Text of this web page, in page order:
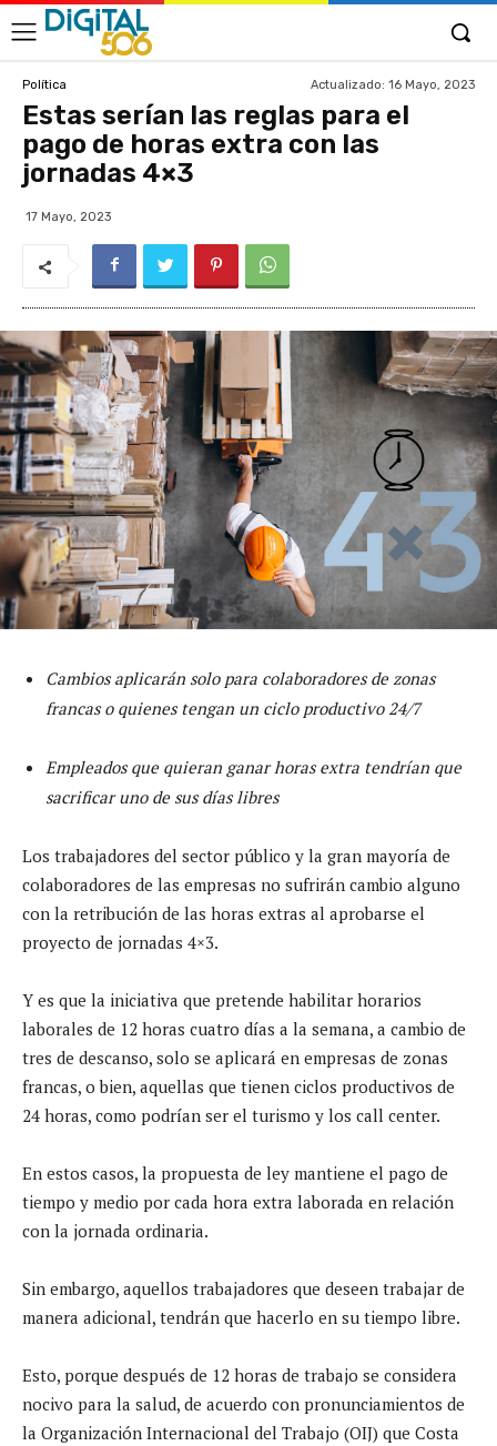
Política Actualizado: 16 Mayo, 2023
Estas serían las reglas para el
pago de horas extra con las
jornadas 4×3
17 Mayo, 2023
Cambios aplicarán solo para colaboradores de zonas
francas o quienes tengan un ciclo productivo 24/7
Empleados que quieran ganar horas extra tendrían que
sacrificar uno de sus días libres
Los trabajadores del sector público y la gran mayoría de
colaboradores de las empresas no sufrirán cambio alguno
con la retribución de las horas extras al aprobarse el
proyecto de jornadas 4×3.
Y es que la iniciativa que pretende habilitar horarios
laborales de 12 horas cuatro días a la semana, a cambio de
tres de descanso, solo se aplicará en empresas de zonas
francas, o bien, aquellas que tienen ciclos productivos de
24 horas, como podrían ser el turismo y los call center.
En estos casos, la propuesta de ley mantiene el pago de
tiempo y medio por cada hora extra laborada en relación
con la jornada ordinaria.
Sin embargo, aquellos trabajadores que deseen trabajar de
manera adicional, tendrán que hacerlo en su tiempo libre.
Esto, porque después de 12 horas de trabajo se considera
nocivo para la salud, de acuerdo con pronunciamientos de
la Organización Internacional del Trabajo (OIJ) que Costa